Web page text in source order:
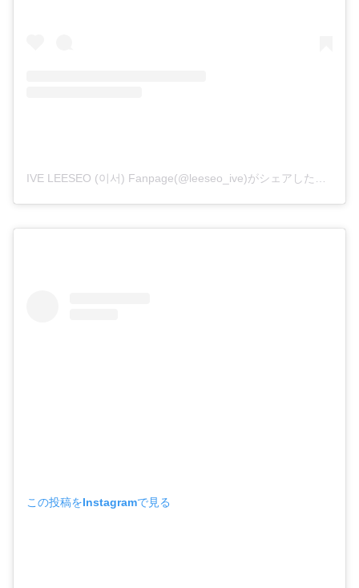
IVE LEESEO (이서) Fanpage(@leeseo_ive)がシェアした投稿
この投稿をInstagramで見る